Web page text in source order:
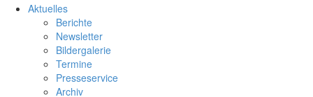
Aktuelles
Berichte
Newsletter
Bildergalerie
Termine
Presseservice
Archiv